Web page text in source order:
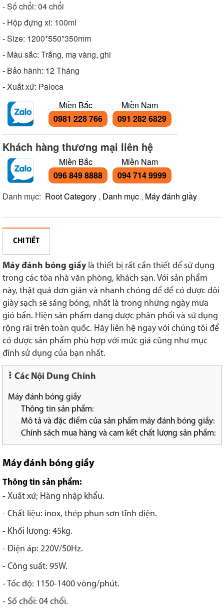
- Số chổi: 04 chổi
- Hộp đựng xi: 100ml
- Size: 1200*550*350mm
- Màu sắc: Trắng, mạ vàng, ghi
- Bảo hành: 12 Tháng
- Xuất xứ: Paloca
Miền Bắc
0981 228 766
Miền Nam
091 282 6829
Khách hàng thương mại liên hệ
Miền Bắc
096 849 8888
Miền Nam
094 714 9999
Danh mục: Root Category , Danh mục , Máy đánh giầy
CHI TIẾT
Máy đánh bóng giầylà thiết bị rất cần thiết để sử dụng
trong các tòa nhà văn phòng, khách sạn. Với sản phẩm
này, thật quá đơn giản và nhanh chóng để để có được đôi
giày sạch sẽ sáng bóng, nhất là trong những ngày mưa
gió bẩn. Hiện sản phẩm đang được phân phối và sử dụng
rộng rãi trên toàn quốc. Hãy liên hệ ngay với chúng tôi để
có được sản phẩm phù hợp với mức giá cũng như mục
đính sử dụng của bạn nhất.
Các Nội Dung Chính
Máy đánh bóng giầy
Thông tin sản phẩm:
Mô tả và đặc điểm của sản phẩm máy đánh bóng giầy:
Chính sách mua hàng và cam kết chất lượng sản phẩm:
Máy đánh bóng giầy
Thông tin sản phẩm:
- Xuất xứ; Hàng nhập khẩu.
- Chất liệu: inox, thép phun sơn tĩnh điện.
- Khối lượng: 45kg.
- Điện áp: 220V/50Hz.
- Công suất: 95W.
- Tốc độ: 1150-1400 vòng/phút.
- Số chổi: 04 chổi.